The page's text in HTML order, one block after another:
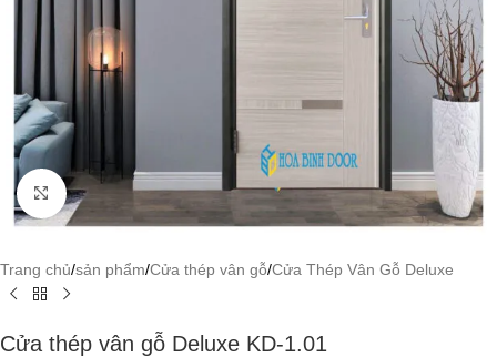
Click to enlarge
Trang chủ/sản phẩm/Cửa thép vân gỗ/Cửa Thép Vân Gỗ Deluxe
Cửa thép vân gỗ Deluxe KD-1.01